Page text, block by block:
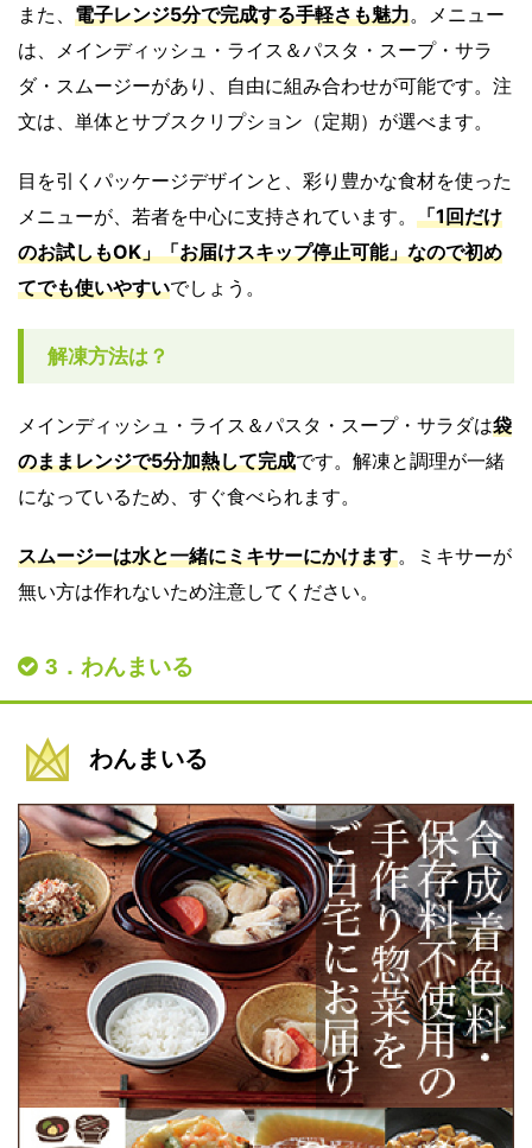
また、 電子レンジ5分で完成する手軽さも魅力。メニュー
は、メインディッシュ・ライス＆パスタ・スープ・サラ
ダ・スムージーがあり、自由に組み合わせが可能です。注
文は、単体とサブスクリプション（定期）が選べます。
目を引くパッケージデザインと、彩り豊かな食材を使った
メニューが、若者を中心に支持されています。 「1回だけ
のお試しもOK」「お届けスキップ停止可能」なので初め
てでも使いやすいでしょう。
解凍方法は？
メインディッシュ・ライス＆パスタ・スープ・サラダは袋
のままレンジで5分加熱して完成です。解凍と調理が一緒
になっているため、すぐ食べられます。
スムージーは水と一緒にミキサーにかけます。ミキサーが
無い方は作れないため注意してください。
3．わんまいる
わんまいる